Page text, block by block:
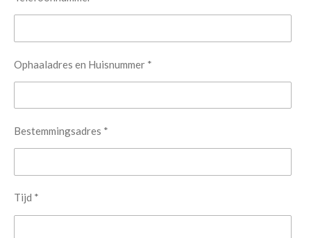
Ophaaladres en Huisnummer *
Bestemmingsadres *
Tijd *